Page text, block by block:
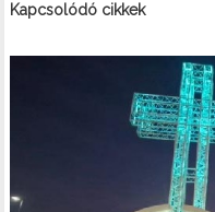
Kapcsolódó cikkek